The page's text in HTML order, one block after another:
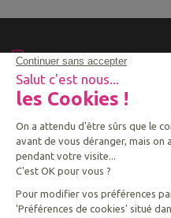
04.50.43.60.23
55 route de Bossey - BP
74160 Collonges Sous
COPYRIGHT © 2026
VINCENT